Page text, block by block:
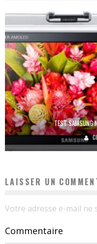
TEST SAMSUNG
LAISSER UN
Votre adresse e-mail ne
Commentaire